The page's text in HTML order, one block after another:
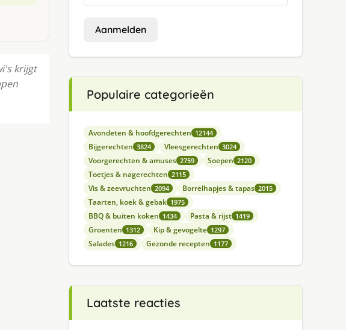
krijgt
Aanmelden
Populaire categorieën
Avondeten & hoofdgerechten 12144
Bijgerechten 3824 Vleesgerechten 3024
Voorgerechten & amuses 2759 Soepen 2120
Toetjes & nagerechten 2115
Vis & zeevruchten 2094 Borrelhapjes & tapas 2015
Taarten, koek & gebak 1975
BBQ & buiten koken 1434 Pasta & rijst 1419
Groenten 1312 Kip & gevogelte 1297
Salades 1216 Gezonde recepten 1177
Laatste reacties